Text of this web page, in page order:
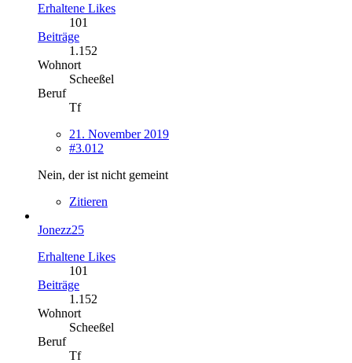
Erhaltene Likes
101
Beiträge
1.152
Wohnort
Scheeßel
Beruf
Tf
21. November 2019
#3.012
Nein, der ist nicht gemeint
Zitieren
Jonezz25
Erhaltene Likes
101
Beiträge
1.152
Wohnort
Scheeßel
Beruf
Tf